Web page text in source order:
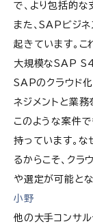
で、より包括的な
また、SAPビジ
起きています。
大規模なSAP
SAPのクラウド
ネジメントと業務
このような案件
持っています。
るからこそ、クラ
や選定が可能と
小野
他の大手コンサ